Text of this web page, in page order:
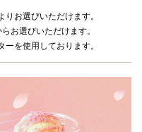
お選びいただけます。
お選びいただけます。
を使用しております。